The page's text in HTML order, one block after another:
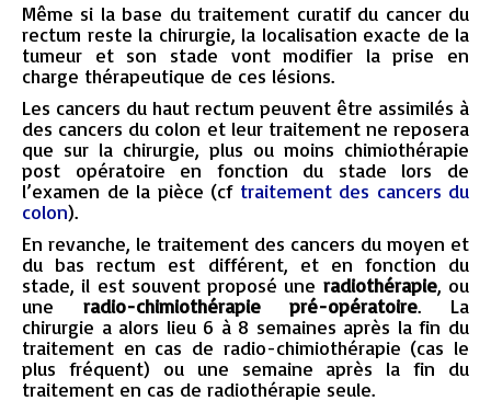
Même si la base du traitement curatif du cancer du
rectum reste la chirurgie, la localisation exacte de la
tumeur et son stade vont modifier la prise en
charge thérapeutique de ces lésions.
Les cancers du haut rectum peuvent être assimilés à
des cancers du colon et leur traitement ne reposera
que sur la chirurgie, plus ou moins chimiothérapie
post opératoire en fonction du stade lors de
l’examen de la pièce (cf traitement des cancers du
colon).
En revanche, le traitement des cancers du moyen et
du bas rectum est différent, et en fonction du
stade, il est souvent proposé une radiothérapie, ou
une radio-chimiothérapie pré-opératoire. La
chirurgie a alors lieu 6 à 8 semaines après la fin du
traitement en cas de radio-chimiothérapie (cas le
plus fréquent) ou une semaine après la fin du
traitement en cas de radiothérapie seule.